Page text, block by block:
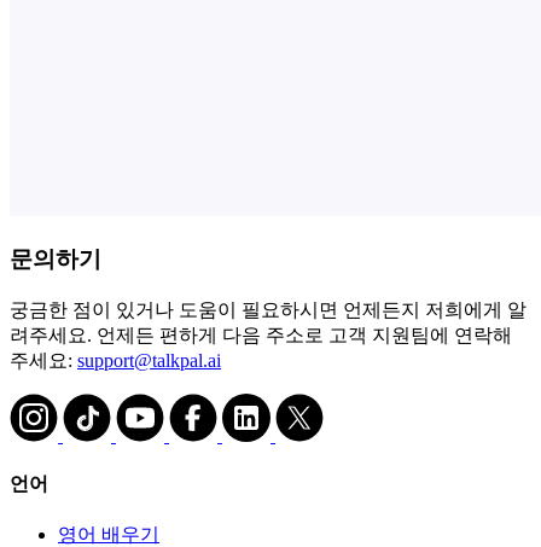
문의하기
궁금한 점이 있거나 도움이 필요하시면 언제든지 저희에게 알
려주세요. 언제든 편하게 다음 주소로 고객 지원팀에 연락해
주세요: support@talkpal.ai
언어
영어 배우기